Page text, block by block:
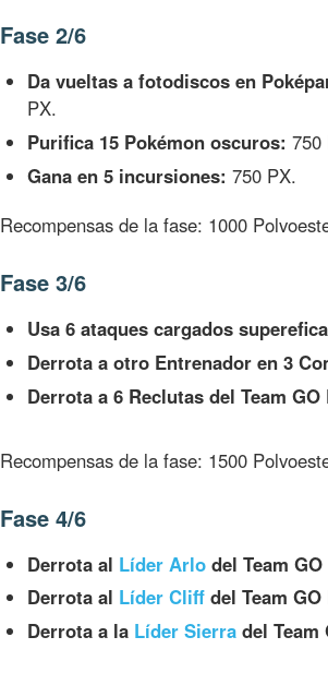
Fase 2/6
Da vueltas a fotodiscos en
PX.
Purifica 15 Pokémon oscuros: 750
Gana en 5 incursiones: 750 PX.
Recompensas de la fase: 1000
Fase 3/6
Usa 6 ataques cargados
Derrota a otro Entrenador en 3
Derrota a 6 Reclutas del Team GO
Recompensas de la fase: 1500
Fase 4/6
Derrota al Líder Arlo del Team
Derrota al Líder Cliff del Team
Derrota a la Líder Sierra del Team